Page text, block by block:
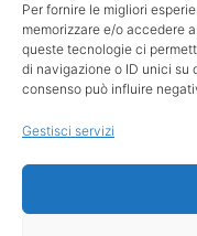
Per fornire le migliori
memorizzare e/o accedere
queste tecnologie ci
di navigazione o ID unici su
consenso può influire
Gestisci servizi
TURISMO
Golf in Turchia,
sottovalutata
Belek, l’alternativa alle